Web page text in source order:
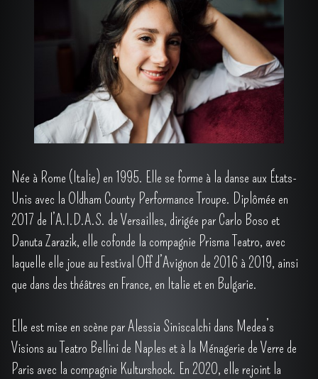
CONTACT
PRO▼
Née à Rome (Italie) en 1995. Elle se forme à la danse aux États-
Unis avec la Oldham County Performance Troupe. Diplômée en
2017 de l’A.I.D.A.S. de Versailles, dirigée par Carlo Boso et
Danuta Zarazik, elle cofonde la compagnie Prisma Teatro, avec
laquelle elle joue au Festival Off d’Avignon de 2016 à 2019, ainsi
que dans des théâtres en France, en Italie et en Bulgarie.
Elle est mise en scène par Alessia Siniscalchi dans Medea’s
Visions au Teatro Bellini de Naples et à la Ménagerie de Verre de
Paris avec la compagnie Kulturshock. En 2020, elle rejoint la